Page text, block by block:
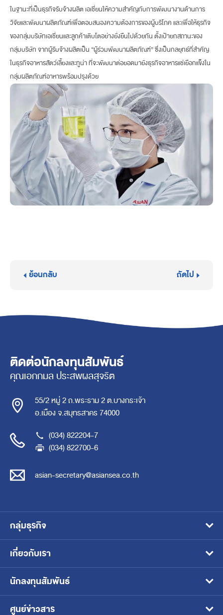
ในฐานะที่เป็นธุรกิจรับจ้างผลิต เอเชี่ยนให้ความสำคัญกับการพัฒนางานด้านการ
วิจัยและพัฒนาผลิตภัณฑ์เพื่อตอบสนองความต้องการของผู้บริโภค และเพื่อให้ธุรกิจ
ของกลุ่มบริษัทเอเชี่ยนและลูกค้าเติบโตอย่างยั่งยืนไปด้วยกัน ตั้งเป้ายกสถานะของ
กลุ่มบริษัท จากผู้รับจ้างผลิตเป็น “ผู้ร่วมพัฒนาผลิตภัณฑ์” ซึ่งเป็นกลยุทธ์ที่สำคัญ
ในธุรกิจอาหารสัตว์เลี้ยงและทูน่า ที่จะพัฒนาต่อยอดมายังธุรกิจอาหารแช่เยือกแข็งใน
กลุ่มผลิตภัณฑ์อาหารพร้อมปรุงด้วย
ย้อนกลับ ถัดไป
ติดต่อนักลงทุนสัมพันธ์
คุณเอกกมล ประสพผลสุจริต
55/2 หมู่ 2 ถ.พระราม 2 ต.บางกระเจ้า
อ.เมือง จ.สมุทรสาคร 74000
(034) 822204-7
(034) 822700-6
asian-secretary@asiansea.co.th
กลุ่มธุรกิจ
อาหารสัตว์เลี้ยงแบบเปียก
อาหารสัตว์น้ำ
อาหารพร้อมทานบรรจุในภาชนะปิดผนึก
เกี่ยวกับเรา
วิสัยทัศน์ พันธกิจ และเป้าหมาย
นักลงทุนสัมพันธ์
หน้าหลักนักลงทุนสัมพันธ์
ศูนย์ข่าวสาร